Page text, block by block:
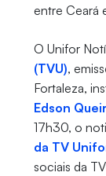
entre Ceará
O Unifor
(TVU),
Fortaleza,
Edson
17h30, o
da TV
sociais da